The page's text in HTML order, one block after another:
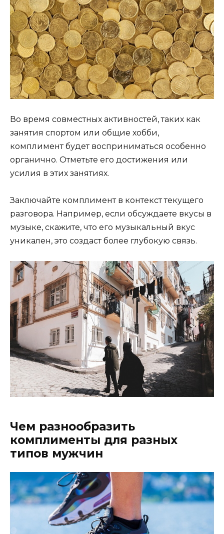
Во время совместных активностей, таких как
занятия спортом или общие хобби,
комплимент будет восприниматься особенно
органично. Отметьте его достижения или
усилия в этих занятиях.
Заключайте комплимент в контекст текущего
разговора. Например, если обсуждаете вкусы в
музыке, скажите, что его музыкальный вкус
уникален, это создаст более глубокую связь.
Чем разнообразить
комплименты для разных
типов мужчин